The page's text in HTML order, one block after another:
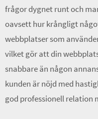
frågor dygnet runt och
oavsett hur krångligt
webbplatser som
vilket gör att din
snabbare än någon
kunden är nöjd med
god professionell relation